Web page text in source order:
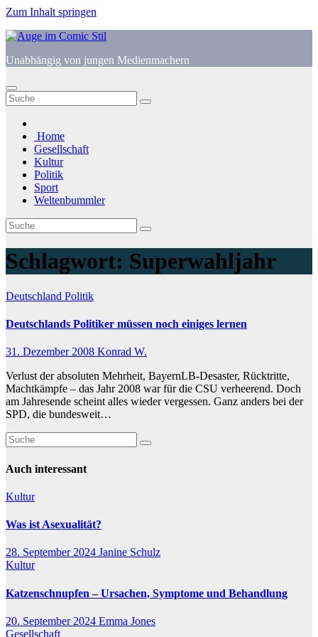
Zum Inhalt springen
Unabhängig von jungen Medienmachern
Home
Gesellschaft
Kultur
Politik
Sport
Weltenbummler
Schlagwort: Superwahljahr
Deutschland Politik
Deutschlands Politiker müssen noch einiges lernen
31. Dezember 2008 Konrad W.
Verlust der absoluten Mehrheit, BayernLB-Desaster, Rücktritte,
Machtkämpfe – das Jahr 2008 war für die CSU verheerend. Doch
am Jahresende scheint alles wieder vergessen. Ganz anders bei der
SPD, die bundesweit…
Auch interessant
Kultur
Was ist Asexualität?
28. September 2024 Janine Schulz
Kultur
Katzenschnupfen – Ursachen, Symptome und Behandlung
20. September 2024 Emma Jones
Gesellschaft